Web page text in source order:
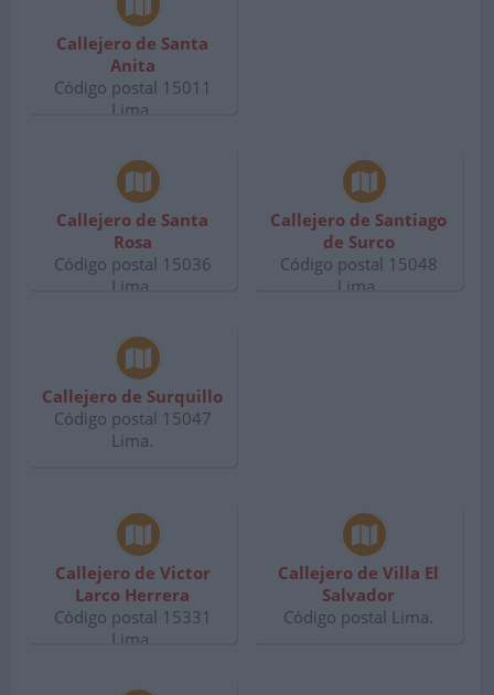
Callejero de Santa
Anita
Código postal 15011
Lima.
Callejero de Santa
Rosa
Código postal 15036
Lima.
Callejero de Santiago
de Surco
Código postal 15048
Lima.
Callejero de Surquillo
Código postal 15047
Lima.
Callejero de Victor
Larco Herrera
Código postal 15331
Lima.
Callejero de Villa El
Salvador
Código postal Lima.